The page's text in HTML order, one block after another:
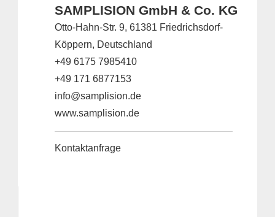
SAMPLISION GmbH & Co. KG
Otto-Hahn-Str. 9, 61381 Friedrichsdorf-
Köppern, Deutschland
+49 6175 7985410
+49 171 6877153
info@samplision.de
www.samplision.de
Kontaktanfrage